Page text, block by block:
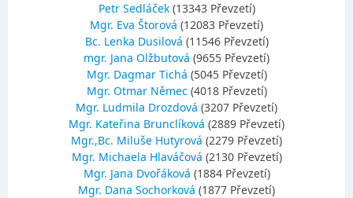
Petr Sedláček (13343 Převzetí)
Mgr. Eva Štorová (12083 Převzetí)
Bc. Lenka Dusilová (11546 Převzetí)
mgr. Jana Olžbutová (9655 Převzetí)
Mgr. Dagmar Tichá (5045 Převzetí)
Mgr. Otmar Němec (4018 Převzetí)
Mgr. Ludmila Drozdová (3207 Převzetí)
Mgr. Kateřina Brunclíková (2889 Převzetí)
Mgr.,Bc. Miluše Hutyrová (2279 Převzetí)
Mgr. Michaela Hlaváčová (2130 Převzetí)
Mgr. Jana Dvořáková (1884 Převzetí)
Mgr. Dana Sochorková (1877 Převzetí)